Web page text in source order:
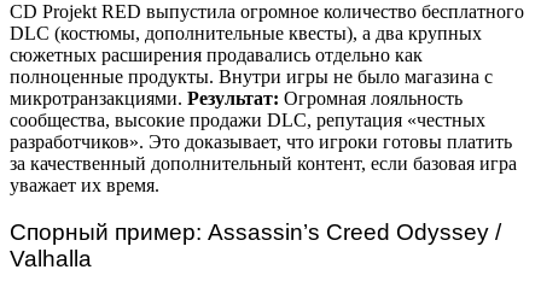
CD Projekt RED выпустила огромное количество бесплатного
DLC (костюмы, дополнительные квесты), а два крупных
сюжетных расширения продавались отдельно как
полноценные продукты. Внутри игры не было магазина с
микротранзакциями. Результат: Огромная лояльность
сообщества, высокие продажи DLC, репутация «честных
разработчиков». Это доказывает, что игроки готовы платить
за качественный дополнительный контент, если базовая игра
уважает их время.
Спорный пример: Assassin’s Creed Odyssey /
Valhalla